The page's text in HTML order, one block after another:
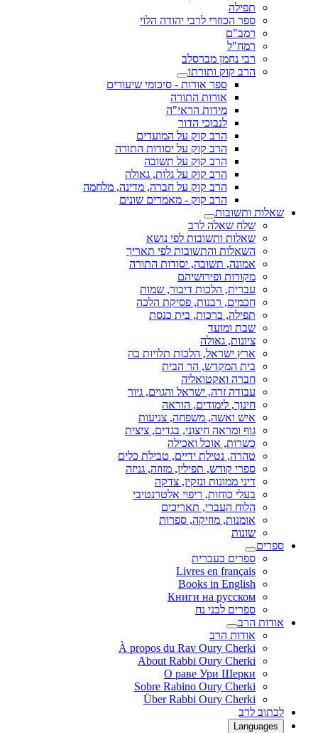
תפילה
ספר הכוזרי לרבי יהודה הלוי
רמב"ם
רמח"ל
רבי נחמן מברסלב
הרב קוק ותורתו
ספר אורות - סיכומי שיעורים
אורות התורה
מידות הראי"ה
לנבוכי הדור
הרב קוק על המועדים
הרב קוק על יסודות התורה
הרב קוק על תשובה
הרב קוק על גלות, גאולה
הרב קוק על חברה, מדינה, מלחמה
הרב קוק - מאמרים שונים
שאלות ותשובות
שלח שאלה לרב
שאלות ותשובות לפי נושא
השאלות והתשובות לפי תאריך
אמונה, תשובה, יסודות התורה
מקורות ופירושיהם
עברית, הלכות דיבור, שמות
חכמים, רבנות, פסיקת הלכה
תפילה, ברכות, בית כנסת
שבת ומועד
ציונות, גאולה
ארץ ישראל, הלכות תלויות בה
בית המקדש, הר הבית
חברה ואקטואליה
עבודה זרה, ישראל והגוים, גיור
חינוך, לימודים, הוראה
איש ואשה, משפחה, צניעות
גוף ומראה חיצוני, בגדים, ציצית
כשרות, אוכל ואכילה
טהרה, נטילת ידיים, טבילת כלים
ספרי קודש, תפילין, מזוזה, גניזה
דיני ממונות ונזקין, צדקה
בעלי כוחות, ריפוי אלטרנטיבי
הלוח העברי, תאריכים
אומנות, מוזיקה, ספרות
שונות
ספרים
ספרים בעברית
Livres en français
Books in English
Книги на русском
ספרים לבני נח
אודות הרב
אודות הרב
À propos du Rav Oury Cherki
About Rabbi Oury Cherki
О раве Ури Шерки
Sobre Rabino Oury Cherki
Über Rabbi Oury Cherki
לכתוב לרב
Languages